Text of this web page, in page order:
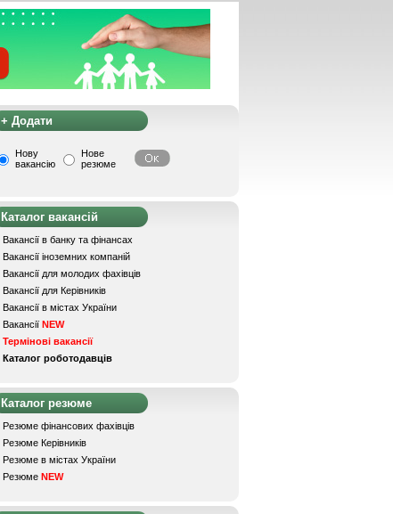
+ Додати
Нову
вакансію
Нове
резюме
Каталог вакансій
Вакансії в банку та фінансах
Вакансії іноземних компаній
Вакансії для молодих фахівців
Вакансії для Керівників
Вакансії в містах України
Вакансії NEW
Термінові вакансії
Каталог роботодавців
Каталог резюме
Резюме фінансових фахівців
Резюме Керівників
Резюме в містах України
Резюме NEW